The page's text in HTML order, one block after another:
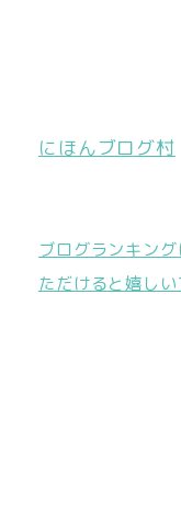
にほんブログ村
ブログランキン
ただけると嬉しい